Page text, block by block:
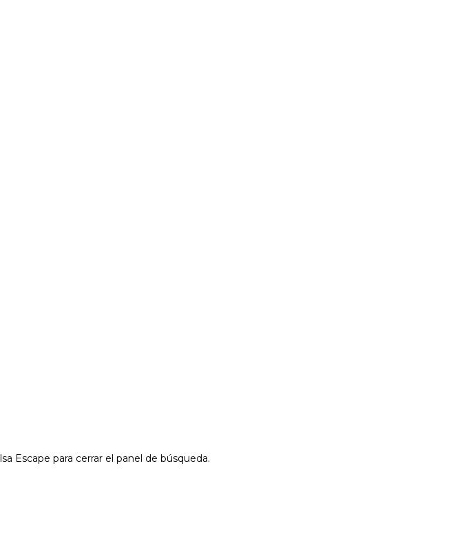
Escape para cerrar el panel de búsqueda.